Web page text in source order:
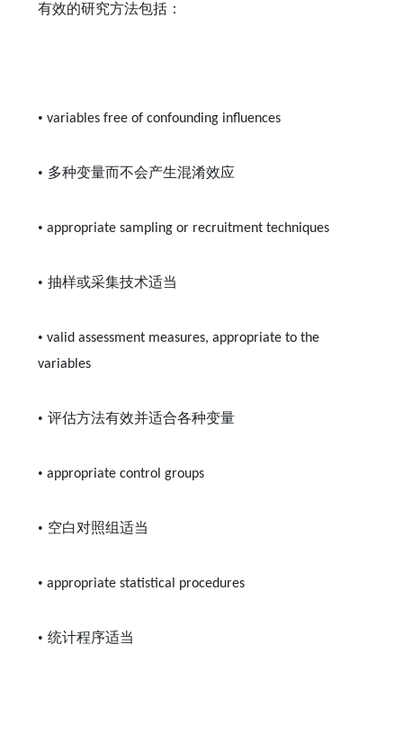
有效的研究方法包括：
• variables free of confounding influences
• 多种变量而不会产生混淆效应
• appropriate sampling or recruitment techniques
• 抽样或采集技术适当
• valid assessment measures, appropriate to the
variables
• 评估方法有效并适合各种变量
• appropriate control groups
• 空白对照组适当
• appropriate statistical procedures
• 统计程序适当